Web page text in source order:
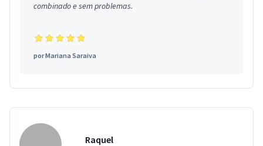
combinado e sem problemas.
porMariana Saraiva
Raquel